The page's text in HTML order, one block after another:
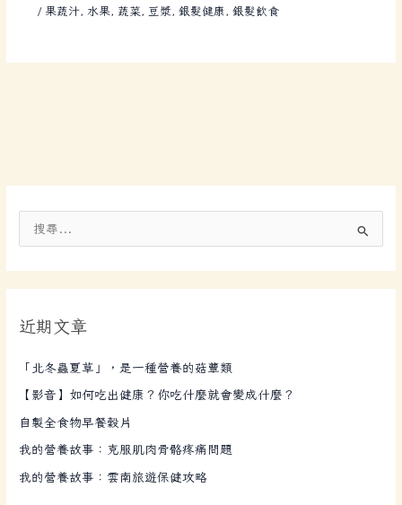
/ 果蔬汁, 水果, 蔬菜 豆漿 銀髮健康 銀髮飲食
字
近期文章
「北冬蟲夏草」，是一種營養的菇蕈類
【影音】如何吃出健康？你吃什麼就會變成什麼？
自製全食物早餐穀片
我的營養故事：克服肌肉骨骼疼痛問題
我的營養故事：雲南旅遊保健攻略